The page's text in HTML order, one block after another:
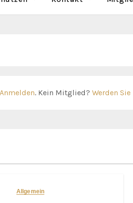
Anmelden. Kein Mitglied? Werden
Allgemein